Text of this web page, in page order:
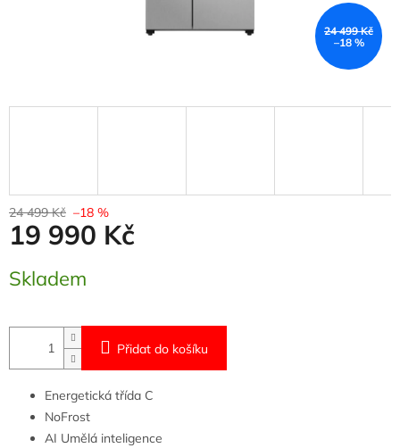
24 499 Kč
–18 %
24 499 Kč –18 %
19 990 Kč
cena:
Skladem
Přidat do košíku
Energetická třída C
NoFrost
AI Umělá inteligence